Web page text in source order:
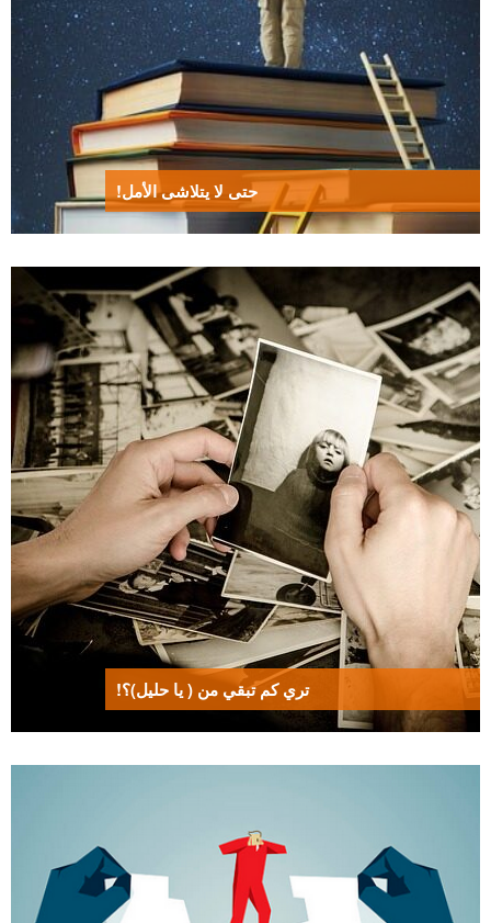
حتى لا يتلاشى الأمل!
تري كم تبقي من ( يا حليل)؟!